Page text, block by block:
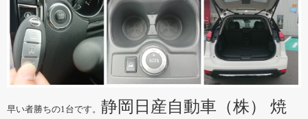
早い者勝ちの1台です。 静岡日産自動車（株） 焼